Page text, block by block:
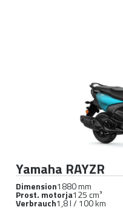
Yamaha RAYZR
Dimension1880 mm
Prost. motorja125 cm³
Verbrauch1,8 l / 100 km